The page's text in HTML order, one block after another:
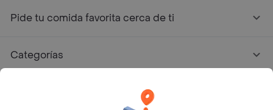
Pide tu comida favorita cerca de ti
Categorías